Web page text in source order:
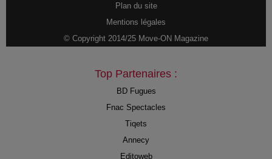
Plan du site
Mentions légales
© Copyright 2014/25 Move-ON Magazine
Top Partenaires :
BD Fugues
Fnac Spectacles
Tiqets
Annecy
Editoweb